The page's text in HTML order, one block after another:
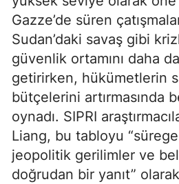
Gazze’de süren
Sudan’daki savaş gibi
güvenlik ortamını daha
getirirken, hükümetlerin
bütçelerini artırmasında
oynadı. SIPRI
Liang, bu tabloyu
jeopolitik gerilimler ve
doğrudan bir yanıt”